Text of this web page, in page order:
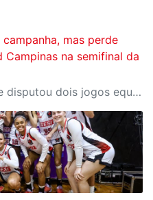
mas perde
na semifinal da
O SESI Araraquara Basquete disputou dois jogos equilibrados e emocionantes contra o Unimed Campinas na semifinal da LBF Loterias Caixa 2026. Apesar da força e da entrega em quadra, o time foi superado por 2 a 0 na série e agora aguarda a definição do adversário na disputa pelo terceiro lugar.